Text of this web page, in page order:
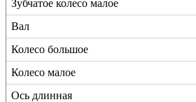
Зубчатое колесо малое
Вал
Колесо большое
Колесо малое
Ось длинная